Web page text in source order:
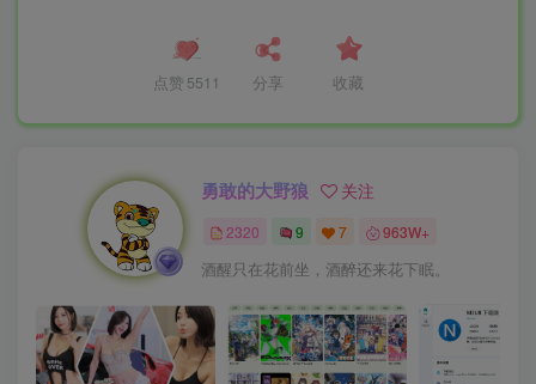
点赞 5511 分享 收藏
勇敢的大野狼 关注
2320 9 7 963W+
酒醒只在花前坐，酒醉还来花下眠。